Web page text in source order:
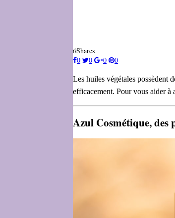
0Shares
0
0 0 0
Les huiles végétales possèdent
efficacement. Pour vous aider à
Azul Cosmétique,